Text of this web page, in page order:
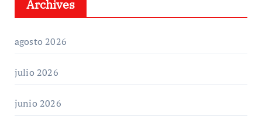
Archives
agosto 2026
julio 2026
junio 2026